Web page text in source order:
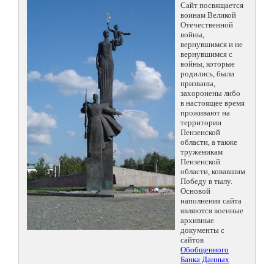
Сайт посвящается
воинам Великой
Отечественной
войны,
вернувшимся и не
вернувшимся с
войны, которые
родились, были
призваны,
захоронены либо
в настоящее время
проживают на
территории
Пензенской
области, а также
труженикам
Пензенской
области, ковавшим
Победу в тылу.
Основой
наполнения сайта
являются военные
архивные
документы с
сайтов
Обобщенного
Банка Данных